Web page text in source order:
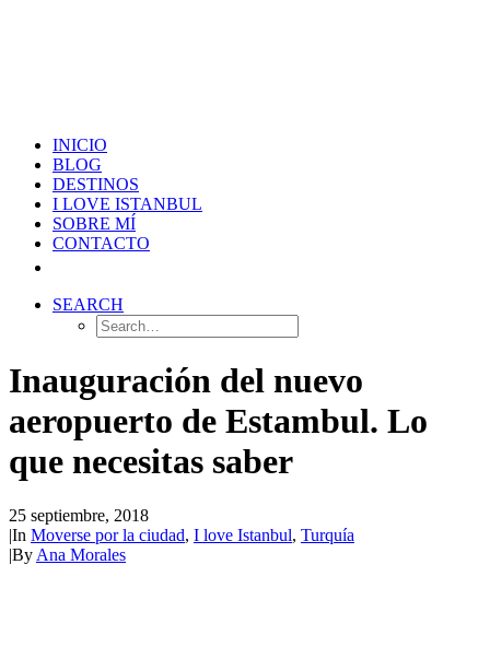
INICIO
BLOG
DESTINOS
I LOVE ISTANBUL
SOBRE MÍ
CONTACTO
SEARCH
Inauguración del nuevo
aeropuerto de Estambul. Lo
que necesitas saber
25 septiembre, 2018
|In Moverse por la ciudad, I love Istanbul, Turquía
|By Ana Morales